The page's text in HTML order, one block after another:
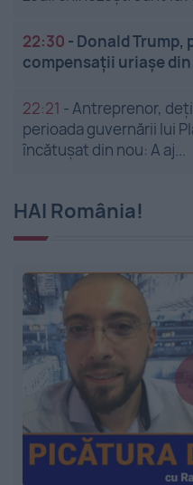
22:30 - Donald Trump,
compensații uriașe
22:21 - Antreprenor,
perioada guvernării lui
încătuşat din nou: A aj...
HAI România!